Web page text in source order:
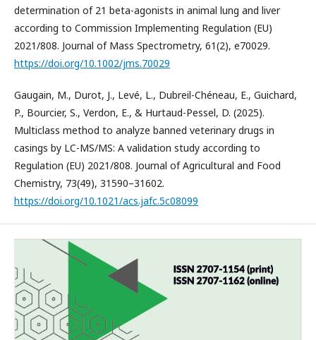
determination of 21 beta-agonists in animal lung and liver
according to Commission Implementing Regulation (EU)
2021/808. Journal of Mass Spectrometry, 61(2), e70029.
https://doi.org/10.1002/jms.70029
Gaugain, M., Durot, J., Levé, L., Dubreil-Chéneau, E., Guichard,
P., Bourcier, S., Verdon, E., & Hurtaud-Pessel, D. (2025).
Multiclass method to analyze banned veterinary drugs in
casings by LC-MS/MS: A validation study according to
Regulation (EU) 2021/808. Journal of Agricultural and Food
Chemistry, 73(49), 31590–31602.
https://doi.org/10.1021/acs.jafc.5c08099